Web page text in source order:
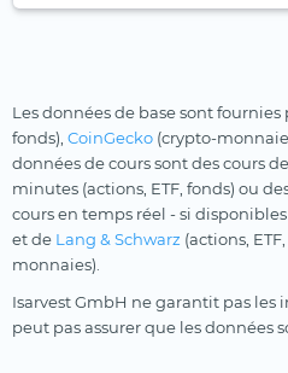
Les données de base sont fournies
fonds), CoinGecko (crypto-
données de cours sont des cours
minutes (actions, ETF, fonds) ou
cours en temps réel - si
et de Lang & Schwarz (actions,
monnaies).
Isarvest GmbH ne garantit pas les
peut pas assurer que les données